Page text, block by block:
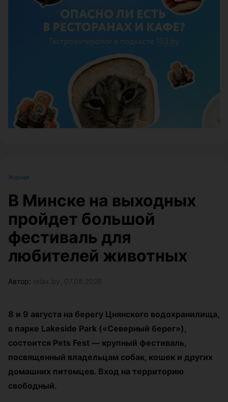
Журнал
В Минске на выходных
пройдет большой
фестиваль для
любителей животных
Автор:
8 и 9 августа на берегу Цнянского водохранилища,
в парке Lakeside Park («Северный берег»),
состоится Pets Fest — крупный фестиваль,
посвященный владельцам собак, кошек и других
домашних питомцев. Вход на территорию
свободный.